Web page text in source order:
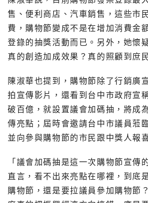
售、便利商店、汽車銷售，這些市
費，購物節變成不是在增加消費金
登錄的抽獎活動而已。另外，她懷
真的創造加成效果？真的照顧到庶
陳淑華也提到，購物節除了行銷廣
拍宣傳影片，還看到台中市政府宣
破百億，就設置議會加碼抽，將成
傳亮點；屆時會邀請台中市議員蒞
並向參與購物節的市民跟中獎人報
「議會加碼抽是這一次購物節宣傳
直言，看不出來亮點在哪裡，到底
購物節，還是要拉議員參加購物節